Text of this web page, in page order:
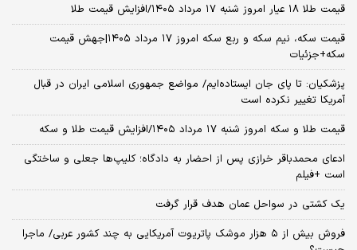
قیمت طلا ۱۸ عیار امروز شنبه ۱۷ مرداد ۱۴۰۵/افزایش قیمت طلا
قیمت سکه، نیم سکه و ربع سکه امروز ۱۷ مرداد ۱۴۰۵|جهش قیمت
سکه+جزئیات
پزشکیان: تا پای جان ایستاده‌ایم/ مواضع جمهوری اسلامی ایران در قبال
آمریکا تغییر نکرده است
قیمت طلا و سکه امروز شنبه ۱۷ مرداد ۱۴۰۵/افزایش قیمت طلا و سکه
ادعای محمدباقر خرازی پس از احضار به دادگاه؛ کلیپ‌ها جعلی و ساختگی
است +فیلم
یک کشتی در سواحل عمان هدف قرار گرفت
فروش بیش از ۵ هزار موشک پاتریوت آمریکایی به چند کشور عربی/ ماجرا